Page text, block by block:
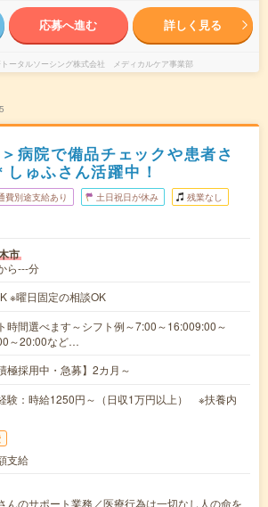
応募へ進む 詳しく見る
トータルソーシング株式会社 メディカルケア事業部
病院で備品チェックや患者さ
ゅふさん活躍中！
費別途支給あり 土日祝日が休み 残業なし
市
ら---分
※曜日固定の相談OK
時間選べます～シフト例～7:00～16:009:00～
～20:00など…
極採用中・急募】2カ月～
験：時給1250円～（日収1万円以上） ※扶養内
支給
んのサポート業務／医療行為は一切なし人の命を